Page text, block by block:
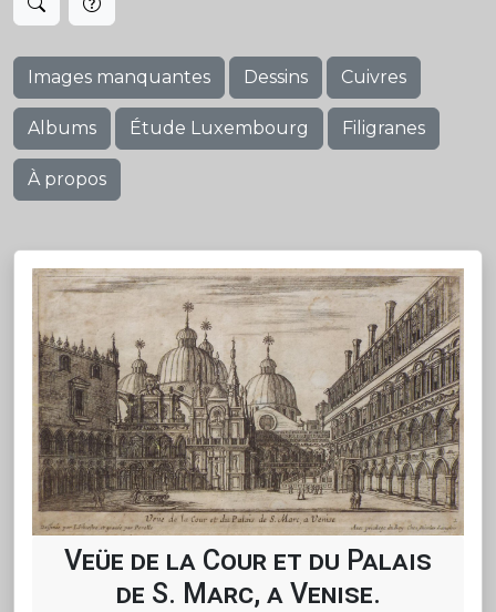
Images manquantes Dessins Cuivres
Albums Étude Luxembourg Filigranes
À propos
Veüe de la Cour et du Palais
de S. Marc, a Venise.